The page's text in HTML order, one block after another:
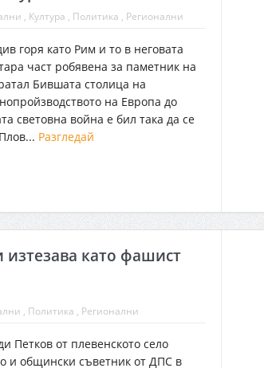
, Култура , Политика , Регионални
горя като Рим и то в неговата
част робявена за паметник на
Бившата столица на
на Европа до
световна война е бил така да се
Разгледай
като фашист
, Политика , Регионални
Петков от плевенското село
и общински съветник от ДПС в